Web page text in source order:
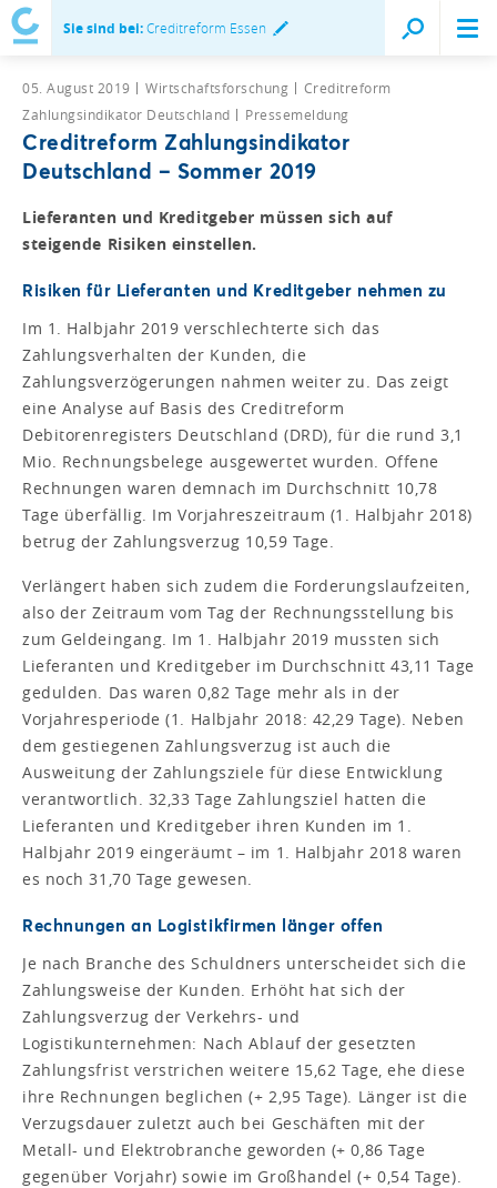
Sie sind bei:Creditreform Essen
05. August 2019 Wirtschaftsforschung
Creditreform
Zahlungsindikator Deutschland
Pressemeldung
Creditreform Zahlungsindikator
Deutschland – Sommer 2019
Lieferanten und Kreditgeber müssen sich auf
steigende Risiken einstellen.
Risiken für Lieferanten und Kreditgeber nehmen zu
Im 1. Halbjahr 2019 verschlechterte sich das
Zahlungsverhalten der Kunden, die
Zahlungsverzögerungen nahmen weiter zu. Das zeigt
eine Analyse auf Basis des Creditreform
Debitorenregisters Deutschland (DRD), für die rund 3,1
Mio. Rechnungsbelege ausgewertet wurden. Offene
Rechnungen waren demnach im Durchschnitt 10,78
Tage überfällig. Im Vorjahreszeitraum (1. Halbjahr 2018)
betrug der Zahlungsverzug 10,59 Tage.
Verlängert haben sich zudem die Forderungslaufzeiten,
also der Zeitraum vom Tag der Rechnungsstellung bis
zum Geldeingang. Im 1. Halbjahr 2019 mussten sich
Lieferanten und Kreditgeber im Durchschnitt 43,11 Tage
gedulden. Das waren 0,82 Tage mehr als in der
Vorjahresperiode (1. Halbjahr 2018: 42,29 Tage). Neben
dem gestiegenen Zahlungsverzug ist auch die
Ausweitung der Zahlungsziele für diese Entwicklung
verantwortlich. 32,33 Tage Zahlungsziel hatten die
Lieferanten und Kreditgeber ihren Kunden im 1.
Halbjahr 2019 eingeräumt – im 1. Halbjahr 2018 waren
es noch 31,70 Tage gewesen.
Rechnungen an Logistikfirmen länger offen
Je nach Branche des Schuldners unterscheidet sich die
Zahlungsweise der Kunden. Erhöht hat sich der
Zahlungsverzug der Verkehrs- und
Logistikunternehmen: Nach Ablauf der gesetzten
Zahlungsfrist verstrichen weitere 15,62 Tage, ehe diese
ihre Rechnungen beglichen (+ 2,95 Tage). Länger ist die
Verzugsdauer zuletzt auch bei Geschäften mit der
Metall- und Elektrobranche geworden (+ 0,86 Tage
gegenüber Vorjahr) sowie im Großhandel (+ 0,54 Tage).